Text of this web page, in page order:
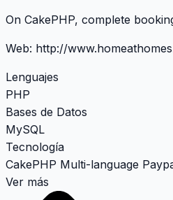
On CakePHP, complete
Web: http://
Lenguajes
PHP
Bases de Datos
MySQL
Tecnología
CakePHP Multi-language
Ver más